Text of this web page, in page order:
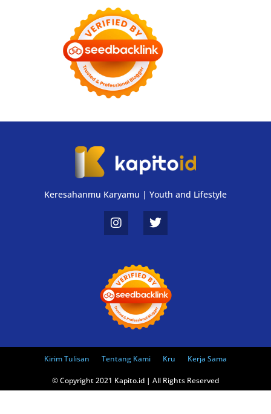
Keresahanmu Karyamu | Youth and Lifestyle
Kirim Tulisan Tentang Kami Kru Kerja Sama
© Copyright 2021 Kapito.id | All Rights Reserved